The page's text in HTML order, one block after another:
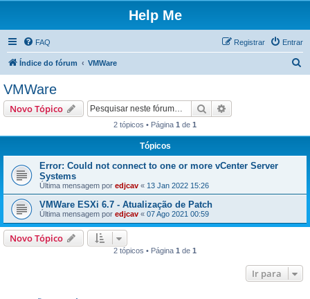
Help Me
FAQ Entrar
Registrar
Índice do fórum VMWare
r
VMWare
Novo Tópico Pesquisar
2 tópicos • Página 1 de 1
Tópicos
Error: Could not connect to one or more vCenter Server
Systems
Última mensagem por edjcav « 13 Jan 2022 15:26
VMWare ESXi 6.7 - Atualização de Patch
Última mensagem por edjcav « 07 Ago 2021 00:59
Novo Tópico
2 tópicos • Página 1 de 1
Ir para